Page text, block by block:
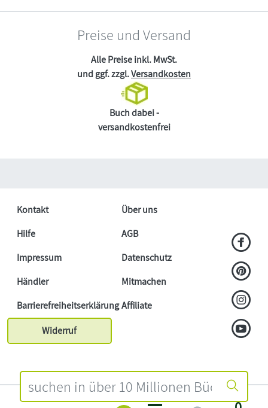
Preise und Versand
Alle Preise inkl. MwSt.
und ggf. zzgl.Versandkosten
Buch dabei -
versandkostenfrei
Kontakt
Über uns
Hilfe
AGB
Impressum
Datenschutz
Händler
Mitmachen
BarrierefreiheitserklärungAffiliate
Widerruf